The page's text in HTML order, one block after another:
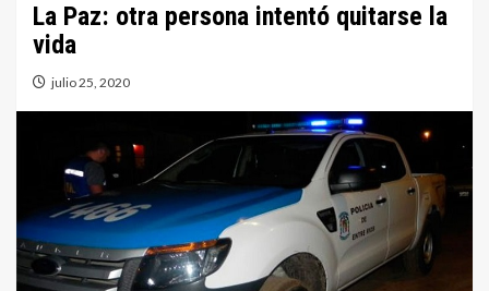
La Paz: otra persona intentó quitarse la
vida
julio 25, 2020